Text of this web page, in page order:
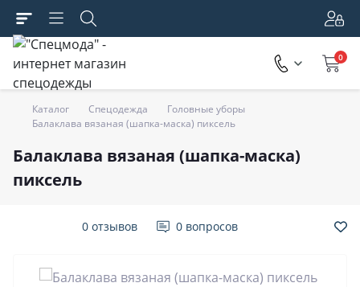
0
Каталог Спецодежда
Головные уборы
Балаклава вязаная (шапка-маска) пиксель
Балаклава вязаная (шапка-маска)
пиксель
0 отзывов 0 вопросов